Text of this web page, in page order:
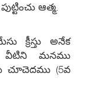
ఆత్మ.
క్రీస్తు అనేక
వీటిని మనము
(5వ